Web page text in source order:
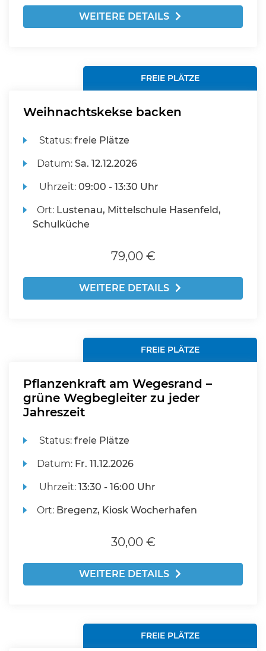
WEITERE DETAILS
FREIE PLÄTZE
Weihnachtskekse backen
Status:freie Plätze
Datum:Sa. 12.12.2026
Uhrzeit:09:00 - 13:30 Uhr
Ort: Lustenau, Mittelschule Hasenfeld,
Schulküche
79,00 €
WEITERE DETAILS
FREIE PLÄTZE
Pflanzenkraft am Wegesrand –
grüne Wegbegleiter zu jeder
Jahreszeit
Status:freie Plätze
Datum: Fr. 11.12.2026
Uhrzeit:13:30 - 16:00 Uhr
Ort: Bregenz, Kiosk Wocherhafen
30,00 €
WEITERE DETAILS
FREIE PLÄTZE